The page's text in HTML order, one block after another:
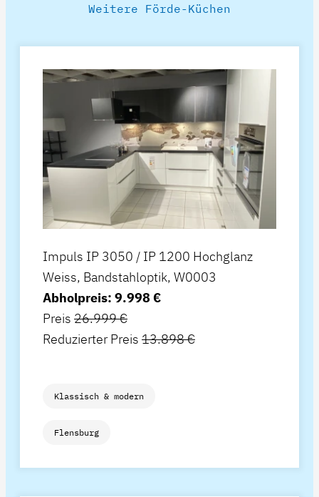
Weitere Förde-Küchen
Impuls IP 3050 / IP 1200 Hochglanz
Weiss, Bandstahloptik, W0003
Abholpreis: 9.998 €
Preis 26.999 €
Reduzierter Preis 13.898 €
Klassisch & modern
Flensburg